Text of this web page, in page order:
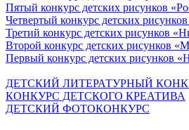
Пятый конкурс детских рисунков
Четвертый конкурс детских
Третий конкурс детских рисунков
Второй конкурс детских рисунков
Первый конкурс детских рисунков
ДЕТСКИЙ ЛИТЕРАТУРНЫЙ
КОНКУРС ДЕТСКОГО КРЕАТИВА
ДЕТСКИЙ ФОТОКОНКУРС